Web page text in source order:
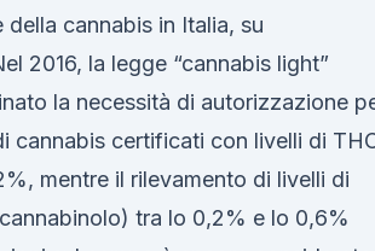
della cannabis in Italia, su
2016, la legge “cannabis light”
la necessità di autorizzazione
cannabis certificati con livelli di
mentre il rilevamento di livelli di
tra lo 0,2% e lo 0,6%